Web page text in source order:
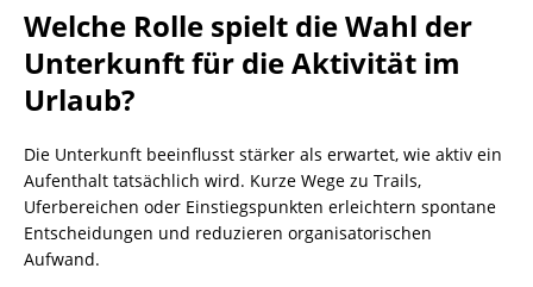
Welche Rolle spielt die Wahl der
Unterkunft für die Aktivität im
Urlaub?
Die Unterkunft beeinflusst stärker als erwartet, wie aktiv ein
Aufenthalt tatsächlich wird. Kurze Wege zu Trails,
Uferbereichen oder Einstiegspunkten erleichtern spontane
Entscheidungen und reduzieren organisatorischen
Aufwand.